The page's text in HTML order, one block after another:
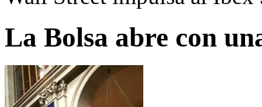
La Bolsa abre con